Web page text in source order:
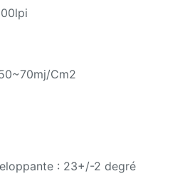
Cm2
: 23+/-2 degré